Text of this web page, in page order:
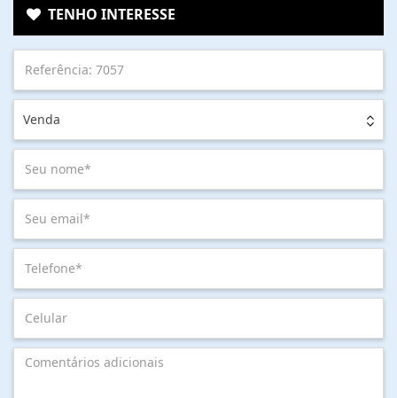
TENHO INTERESSE
Venda